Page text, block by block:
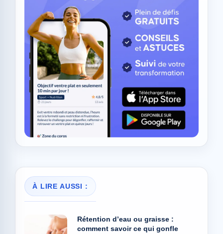
À LIRE AUSSI :
Rétention d’eau ou graisse :
comment savoir ce qui gonfle